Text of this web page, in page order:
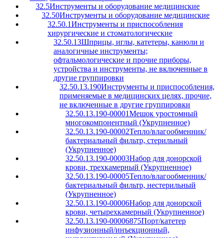
32.5Инструменты и оборудование медицинские
32.50Инструменты и оборудование медицинские
32.50.1Инструменты и приспособления
хирургические и стоматологические
32.50.13Шприцы, иглы, катетеры, канюли и
аналогичные инструменты;
офтальмологические и прочие приборы,
устройства и инструменты, не включенные в
другие группировки
32.50.13.190Инструменты и приспособления,
применяемые в медицинских целях, прочие,
не включенные в другие группировки
32.50.13.190-00001Мешок уростомный
многокомпонентный (Укрупненное)
32.50.13.190-00002Тепло/влагообменник/
бактериальный фильтр, стерильный
(Укрупненное)
32.50.13.190-00003Набор для донорской
крови, трехкамерный (Укрупненное)
32.50.13.190-00005Тепло/влагообменник/
бактериальный фильтр, нестерильный
(Укрупненное)
32.50.13.190-00006Набор для донорской
крови, четырехкамерный (Укрупненное)
32.50.13.190-00006875Порт/катетер
инфузионный/инъекционный,